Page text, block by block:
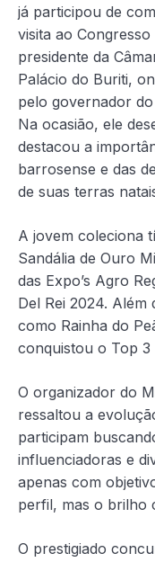
já participou de
visita ao
presidente da
Palácio do Buriti,
pelo governador
Na ocasião, ele
destacou a
barrosense e das
de suas terras
A jovem coleciona
Sandália de Ouro
das Expo’s Agro
Del Rei 2024. Além
como Rainha do
conquistou o Top 3
O organizador do
ressaltou a
participam
influenciadoras e
apenas com
perfil, mas o brilho
O prestigiado